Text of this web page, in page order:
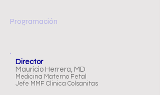
Programación
Director
Mauricio Herrera, MD
Medicina Materno Fetal
Jefe MMF Clinica Colsanitas